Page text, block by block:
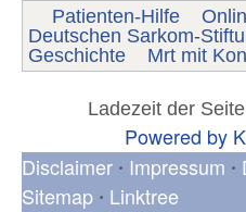
Patienten-Hilfe
Deutschen Sarkom-
Geschichte
Mrt mit
Ladezeit der
Powered by
Disclaimer • Impressum •
Sitemap • Linktree